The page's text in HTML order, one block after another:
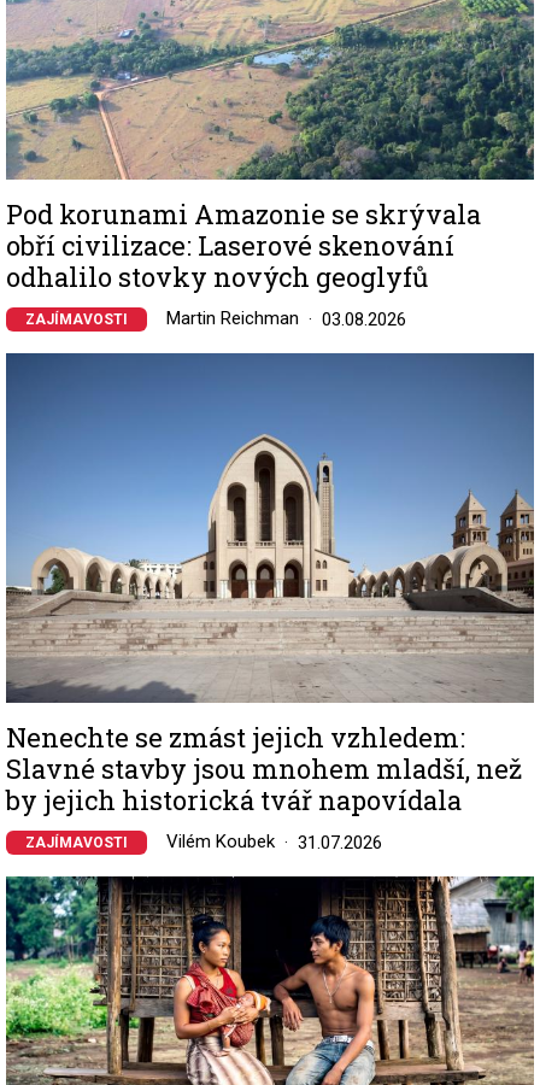
Pod korunami Amazonie se skrývala
obří civilizace: Laserové skenování
odhalilo stovky nových geoglyfů
ZAJÍMAVOSTI Martin Reichman 03.08.2026
Nenechte se zmást jejich vzhledem:
Slavné stavby jsou mnohem mladší, než
by jejich historická tvář napovídala
ZAJÍMAVOSTI Vilém Koubek 31.07.2026
Image